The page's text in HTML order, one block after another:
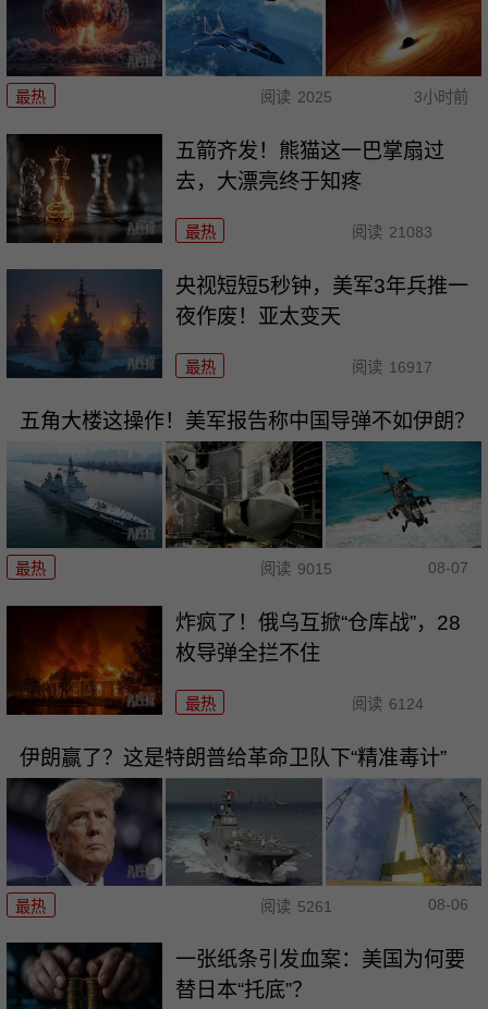
最热 阅读 2025 3小时前
五箭齐发！熊猫这一巴掌扇过
去，大漂亮终于知疼
最热 阅读 21083
央视短短5秒钟，美军3年兵推一
夜作废！亚太变天
最热 阅读 16917
五角大楼这操作！美军报告称中国导弹不如伊朗？
最热 阅读 9015 08-07
炸疯了！俄乌互掀“仓库战”，28
枚导弹全拦不住
最热 阅读 6124
伊朗赢了？这是特朗普给革命卫队下“精准毒计”
最热 阅读 5261 08-06
一张纸条引发血案：美国为何要
替日本“托底”？